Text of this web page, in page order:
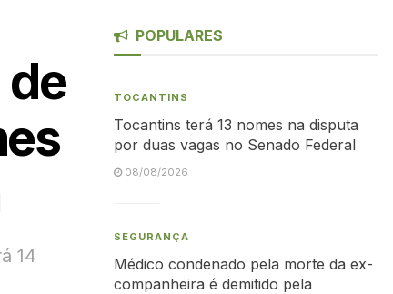
de
14
POPULARES
TOCANTINS
Tocantins terá 13 nomes na disputa
por duas vagas no Senado Federal
08/08/2026
SEGURANÇA
Médico condenado pela morte da ex-
companheira é demitido pela